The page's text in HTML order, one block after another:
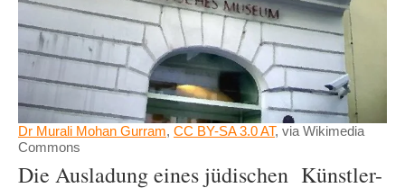
Dr Murali Mohan Gurram, CC BY-SA 3.0 AT, via Wikimedia
Commons
Die Ausladung eines jüdischen Künstler-